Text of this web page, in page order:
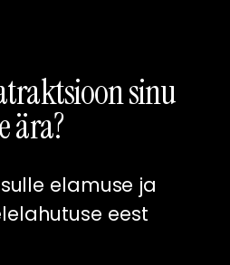
sinu
ära?
elamuse ja
eest